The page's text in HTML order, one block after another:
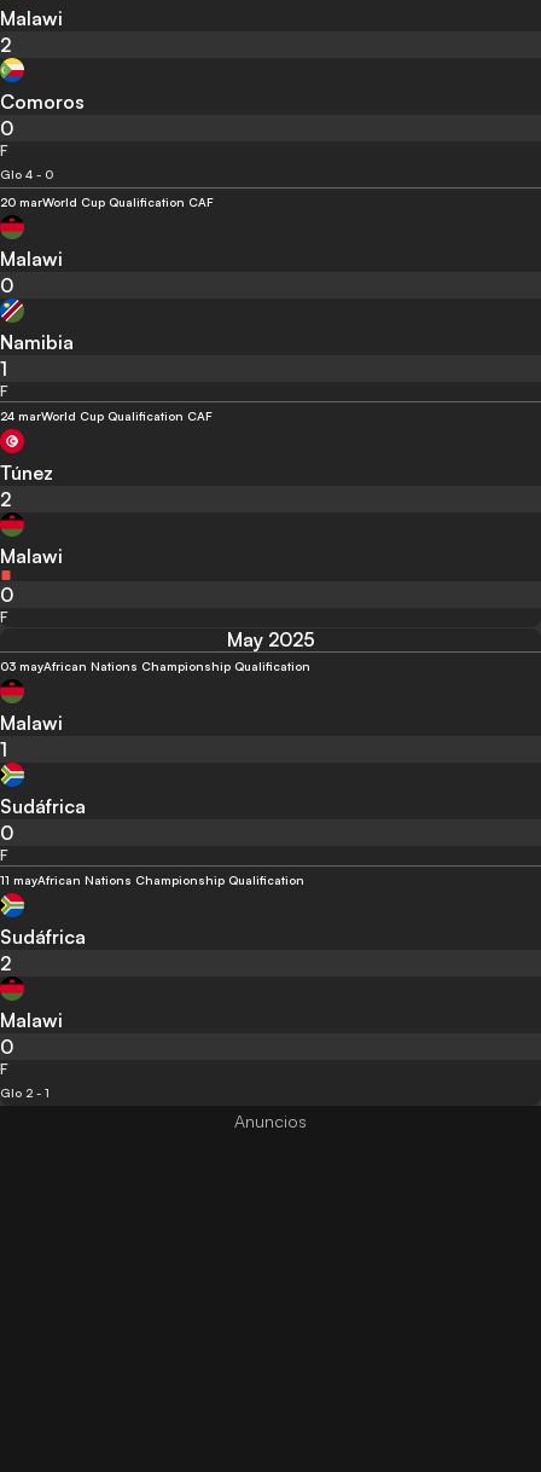
Malawi
2
Comoros
0
F
Glo 4 - 0
20 marWorld Cup Qualification CAF
Malawi
0
Namibia
1
F
24 marWorld Cup Qualification CAF
Túnez
2
Malawi
0
F
May 2025
03 mayAfrican Nations Championship Qualification
Malawi
1
Sudáfrica
0
F
11 mayAfrican Nations Championship Qualification
Sudáfrica
2
Malawi
0
F
Glo 2 - 1